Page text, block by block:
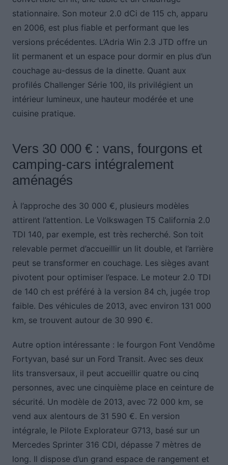
stationnaire. Son moteur 2.0 dCi de 115 ch, apparu
en 2006, est plus fiable et performant que les
versions précédentes. L’Adria Win 2.3 JTD offre un
lit permanent et un espace pour dormir en plus d’un
couchage au-dessus de la dinette. Quant aux
profilés Challenger Série 100, ils privilégient un
intérieur lumineux, une hauteur modérée et une
cuisine pratique.
Vers 30 000 € : vans, fourgons et
camping-cars intégralement
aménagés
À l’approche des 30 000 €, plusieurs modèles
attirent l’attention. Le Volkswagen T5 California 2.0
TDI 140, par exemple, est très recherché. Son toit
relevable permet d’accueillir un lit double, et l’arrière
peut se transformer en couchage. Les sièges avant
pivotent pour optimiser l’espace. Le moteur 2.0 TDI
de 140 ch est préféré à la version 84 ch, jugée trop
faible. Des véhicules de 2013, avec environ 131 000
km, se trouvent autour de 30 990 €.
Autre option intéressante : le fourgon Font Vendôme
Fortyvan, basé sur un Ford Transit. Avec ses deux
lits transversaux, il peut accueillir quatre ou cinq
personnes, avec une cinquième place en ceinture de
sécurité. Un modèle de 2013, avec 72 000 km, se
vend aux alentours de 31 590 €. En version
intégrale, le Pilote Explorateur G713, basé sur un
Mercedes Sprinter 316 CDI, dépasse 7 mètres de
long. Il dispose d’un grand espace de rangement et